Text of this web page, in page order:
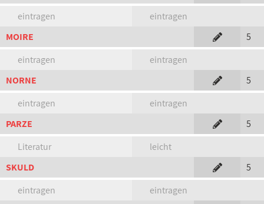
eintragen
eintragen
MOIRE
5
eintragen
eintragen
NORNE
5
eintragen
eintragen
PARZE
5
Literatur
leicht
SKULD
5
eintragen
eintragen